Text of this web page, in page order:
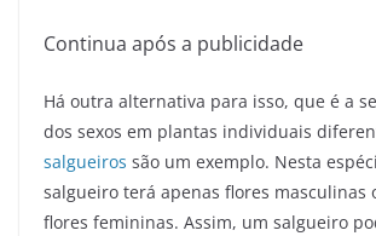
Continua após a publicidade
Há outra alternativa para isso, que é a
dos sexos em plantas individuais
salgueiros são um exemplo. Nesta
salgueiro terá apenas flores masculinas
flores femininas. Assim, um salgueiro